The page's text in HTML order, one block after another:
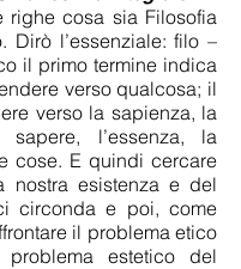
righe cosa sia Filosofia
Dirò l’essenziale: filo –
il primo termine indica
verso qualcosa; il
verso la sapienza, la
l’essenza, la
cose. E quindi cercare
nostra esistenza e del
circonda e poi, come
il problema etico
estetico del